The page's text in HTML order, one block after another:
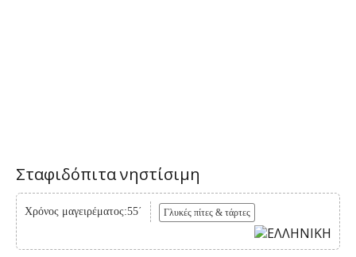
Σταφιδόπιτα νηστίσιμη
Χρόνος μαγειρέματος:55΄ Γλυκές πίτες & τάρτες